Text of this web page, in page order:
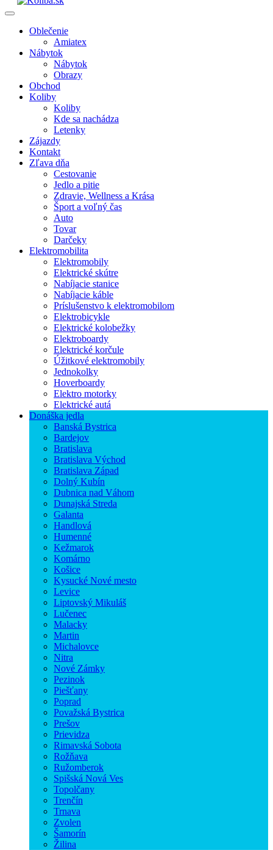
Oblečenie
Amiatex
Nábytok
Nábytok
Obrazy
Obchod
Koliby
Koliby
Kde sa nachádza
Letenky
Zájazdy
Kontakt
Zľava dňa
Cestovanie
Jedlo a pitie
Zdravie, Wellness a Krása
Šport a voľný čas
Auto
Tovar
Darčeky
Elektromobilita
Elektromobily
Elektrické skútre
Nabíjacie stanice
Nabíjacie káble
Príslušenstvo k elektromobilom
Elektrobicykle
Elektrické kolobežky
Elektroboardy
Elektrické korčule
Úžitkové elektromobily
Jednokolky
Hoverboardy
Elektro motorky
Elektrické autá
Donáška jedla
Banská Bystrica
Bardejov
Bratislava
Bratislava Východ
Bratislava Západ
Dolný Kubín
Dubnica nad Váhom
Dunajská Streda
Galanta
Handlová
Humenné
Kežmarok
Komárno
Košice
Kysucké Nové mesto
Levice
Liptovský Mikuláš
Lučenec
Malacky
Martin
Michalovce
Nitra
Nové Zámky
Pezinok
Piešťany
Poprad
Považská Bystrica
Prešov
Prievidza
Rimavská Sobota
Rožňava
Ružomberok
Spišská Nová Ves
Topolčany
Trenčín
Trnava
Zvolen
Šamorín
Žilina